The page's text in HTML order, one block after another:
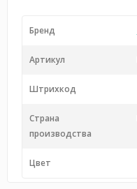
Бренд
Артикул
Штрихкод
Страна
производства
Цвет